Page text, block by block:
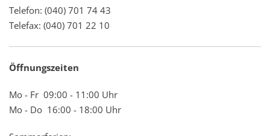
Telefon: (040) 701 74 43
Telefax: (040) 701 22 10
Öffnungszeiten
Mo - Fr 09:00 - 11:00 Uhr
Mo - Do 16:00 - 18:00 Uhr